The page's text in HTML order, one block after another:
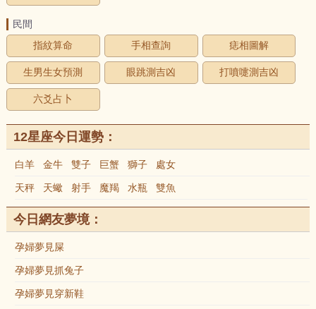
民間
指紋算命
手相查詢 痣相圖解
生男生女預測 眼跳測吉凶 打噴嚏測吉凶
六爻占卜
12星座今日運勢：
白羊 金牛 雙子 巨蟹 獅子 處女
天秤 天蠍 射手 魔羯 水瓶 雙魚
今日網友夢境：
孕婦夢見屎
孕婦夢見抓兔子
孕婦夢見穿新鞋